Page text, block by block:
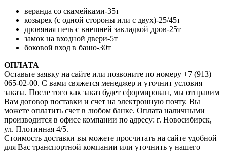
веранда со скамейками-35т
козырек (с одной стороны или с двух)-25/45т
дровяная печь с внешней закладкой дров-25т
замок на входной двери-5т
боковой вход в баню-30т
ОПЛАТА
​​Оставьте заявку на сайте или позвоните по номеру +7 (913)
065-02-00. С вами свяжется менеджер и уточнит условия
заказа. После того как заказ будет сформирован, мы отправим
Вам договор поставки и счет на электронную почту. Вы
можете оплатить счет в любом банке. Оплата наличными
производится в офисе компании по адресу: г. Новосибирск,
ул. Плотинная 4/5.
Стоимость доставки вы можете просчитать на сайте удобной
для Вас транспортной компании или уточнить у нашего